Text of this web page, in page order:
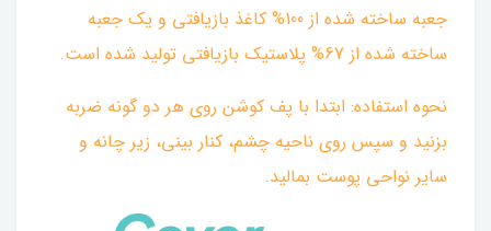
جعبه ساخته شده از 100% کاغذ بازیافتی و یک جعبه
ساخته شده از 67% پلاستیک بازیافتی تولید شده است.
نحوه استفاده: ابتدا با پف کوشن روی هر دو گونه ضربه
بزنید و سپس روی ناحیه چشم، کنار بینی، زیر چانه و
سایر نواحی پوست بمالید.